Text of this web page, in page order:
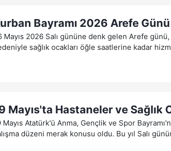
Bayramı 2026 Arefe
Mayıs 2026 Salı gününe denk gelen Arefe
sağlık ocakları öğle saatlerine kadar
Mayıs'ta Hastaneler ve Sağlık
Mayıs Atatürk'ü Anma, Gençlik ve Spor
düzeni merak konusu oldu. Bu yıl Salı